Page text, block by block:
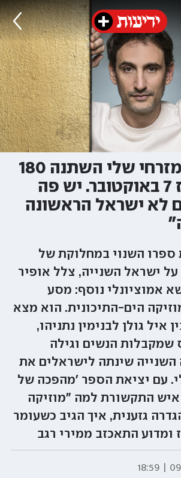
"המאבק המזרחי שלי השתנה 180
מעלות מאז 7 באוקטובר. יש פה
לא ישראל הראשונה
ספרו השנוי במחלוקת של
על ישראל השנייה, צלל אופיר
אמוציונלי נוסף: מסע
הים-התיכונית. הוא מצא
איל גולן לבנימין נתניהו,
הנשים וגילה
שינתה לישראלים את
עם יציאת הספר 'מהפכה של
התקשורת למה "מוזיקה
גזענית, איך הגיב כשעומר
ומדוע התאכזב ממירי רגב